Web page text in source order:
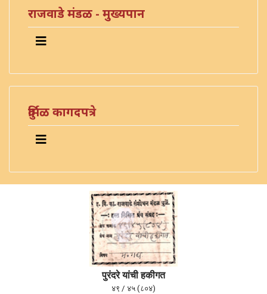
राजवाडे मंडळ - मुख्यपान
दुर्मिळ कागदपत्रे
पुरंदरे यांची हकीगत
४९ / ४५ (८०४)